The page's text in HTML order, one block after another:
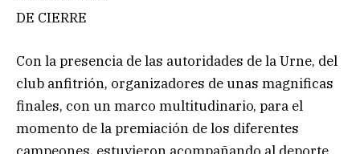
DE CIERRE
Con la presencia de las autoridades de la Urne, del
club anfitrión, organizadores de unas magnificas
finales, con un marco multitudinario, para el
momento de la premiación de los diferentes